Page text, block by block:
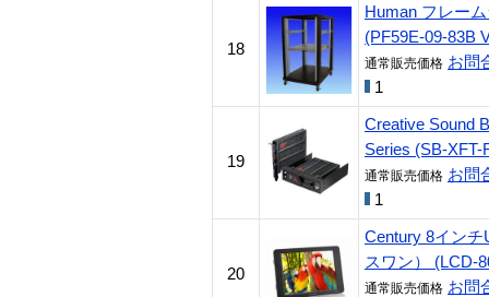
18
Human フレー
(PF59E-09-83B
通常販売価格 お問
1
19
Creative Sound
Series (SB-XFT-
通常販売価格 お問
1
20
Century 8イン
スワン） (LCD-
通常販売価格 お問